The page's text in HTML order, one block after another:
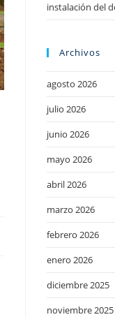
instalación del
Archivos
agosto 2026
julio 2026
junio 2026
mayo 2026
abril 2026
marzo 2026
febrero 2026
enero 2026
diciembre 2025
noviembre 2025